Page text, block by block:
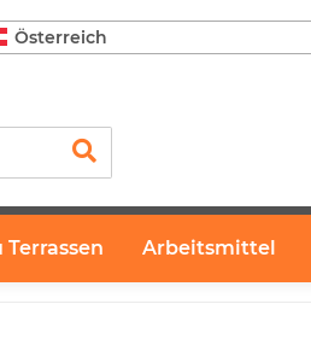
Österreich
Terrassen Arbeitsmittel